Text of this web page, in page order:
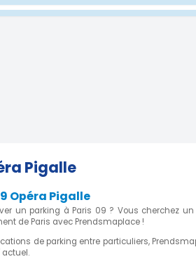
Place de parking sous terrain
et pigalle
Pigalle
Opéra Pigalle
un parking à Paris 09 ? Vous cherchez
de Paris avec Prendsmaplace !
de parking entre particuliers,
actuel.